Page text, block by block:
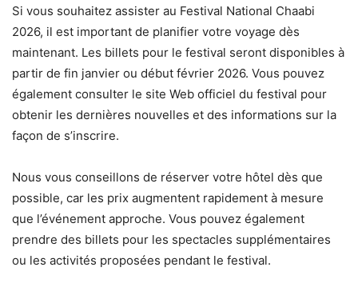
Si vous souhaitez assister au Festival National Chaabi
2026, il est important de planifier votre voyage dès
maintenant. Les billets pour le festival seront disponibles à
partir de fin janvier ou début février 2026. Vous pouvez
également consulter le site Web officiel du festival pour
obtenir les dernières nouvelles et des informations sur la
façon de s’inscrire.
Nous vous conseillons de réserver votre hôtel dès que
possible, car les prix augmentent rapidement à mesure
que l’événement approche. Vous pouvez également
prendre des billets pour les spectacles supplémentaires
ou les activités proposées pendant le festival.